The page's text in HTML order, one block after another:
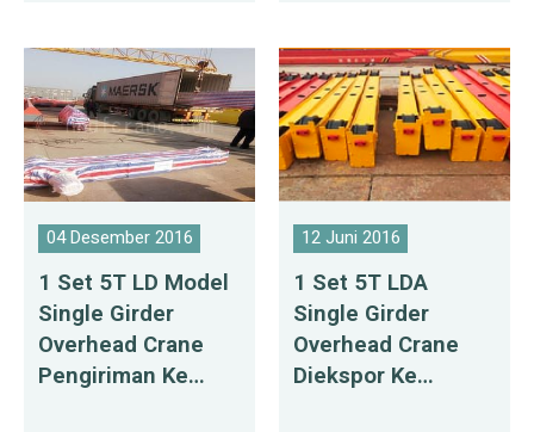
04 Desember 2016
1 Set 5T LD Model
Single Girder
Overhead Crane
Pengiriman Ke
12 Juni 2016
1 Set 5T LDA
Single Girder
Overhead Crane
Diekspor Ke